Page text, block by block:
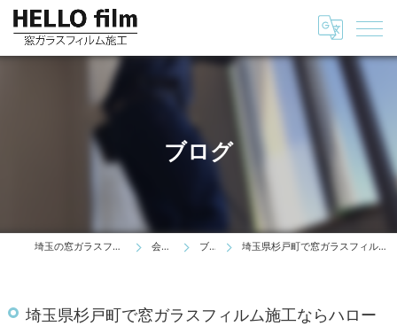
ブログ
埼玉の窓ガラスフィルムはHELLO film 会社情報 ブログ 埼玉県杉戸町で窓ガラスフィルム施工ならハローフィルムに！
埼玉県杉戸町で窓ガラスフィルム施工ならハロー